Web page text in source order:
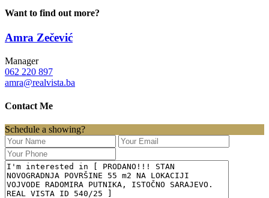
Want to find out more?
Amra Zečević
Manager
062 220 897
amra@realvista.ba
Contact Me
Schedule a showing?